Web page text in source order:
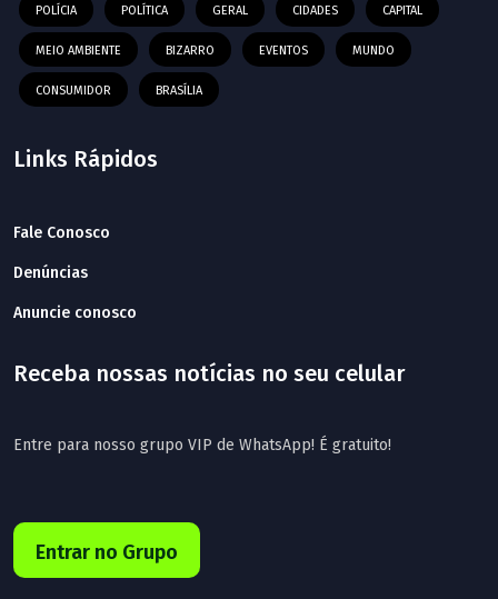
POLÍCIA POLÍTICA GERAL CIDADES CAPITAL
MEIO AMBIENTE BIZARRO EVENTOS MUNDO
CONSUMIDOR BRASÍLIA
Links Rápidos
Fale Conosco
Denúncias
Anuncie conosco
Receba nossas notícias no seu celular
Entre para nosso grupo VIP de WhatsApp! É gratuito!
Entrar no Grupo